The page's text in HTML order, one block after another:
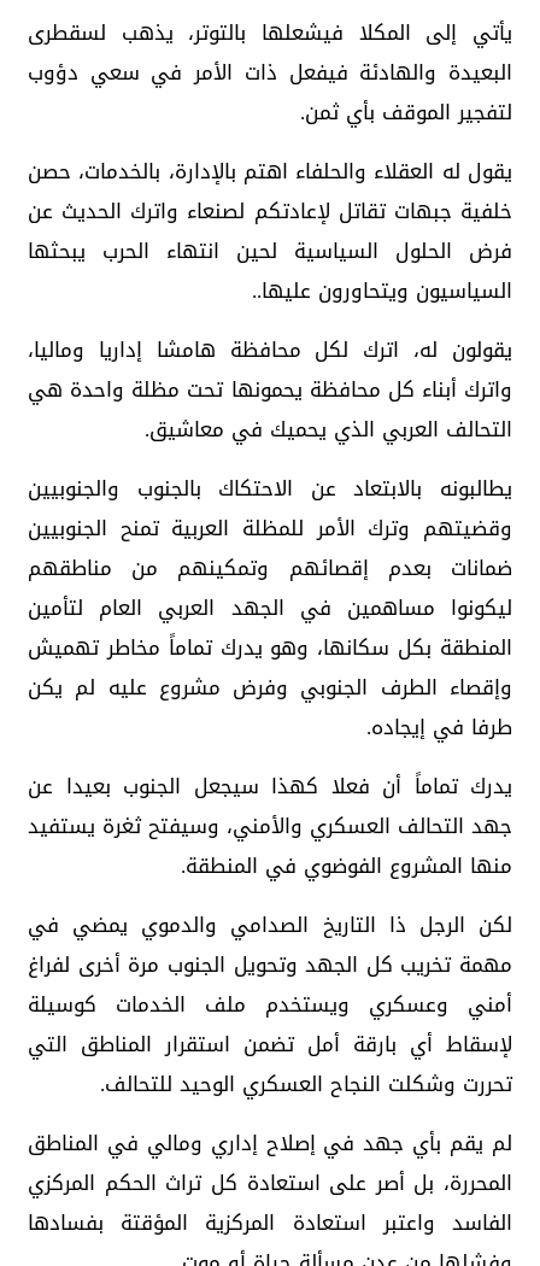
يأتي إلى المكلا فيشعلها بالتوتر، يذهب لسقطرى
البعيدة والهادئة فيفعل ذات الأمر في سعي دؤوب
لتفجير الموقف بأي ثمن.
يقول له العقلاء والحلفاء اهتم بالإدارة، بالخدمات، حصن
خلفية جبهات تقاتل لإعادتكم لصنعاء واترك الحديث عن
فرض الحلول السياسية لحين انتهاء الحرب يبحثها
السياسيون ويتحاورون عليها..
يقولون له، اترك لكل محافظة هامشا إداريا وماليا،
واترك أبناء كل محافظة يحمونها تحت مظلة واحدة هي
التحالف العربي الذي يحميك في معاشيق.
يطالبونه بالابتعاد عن الاحتكاك بالجنوب والجنوبيين
وقضيتهم وترك الأمر للمظلة العربية تمنح الجنوبيين
ضمانات بعدم إقصائهم وتمكينهم من مناطقهم
ليكونوا مساهمين في الجهد العربي العام لتأمين
المنطقة بكل سكانها، وهو يدرك تماماً مخاطر تهميش
وإقصاء الطرف الجنوبي وفرض مشروع عليه لم يكن
طرفا في إيجاده.
يدرك تماماً أن فعلا كهذا سيجعل الجنوب بعيدا عن
جهد التحالف العسكري والأمني، وسيفتح ثغرة يستفيد
منها المشروع الفوضوي في المنطقة.
لكن الرجل ذا التاريخ الصدامي والدموي يمضي في
مهمة تخريب كل الجهد وتحويل الجنوب مرة أخرى لفراغ
أمني وعسكري ويستخدم ملف الخدمات كوسيلة
لإسقاط أي بارقة أمل تضمن استقرار المناطق التي
تحررت وشكلت النجاح العسكري الوحيد للتحالف.
لم يقم بأي جهد في إصلاح إداري ومالي في المناطق
المحررة، بل أصر على استعادة كل تراث الحكم المركزي
الفاسد واعتبر استعادة المركزية المؤقتة بفسادها